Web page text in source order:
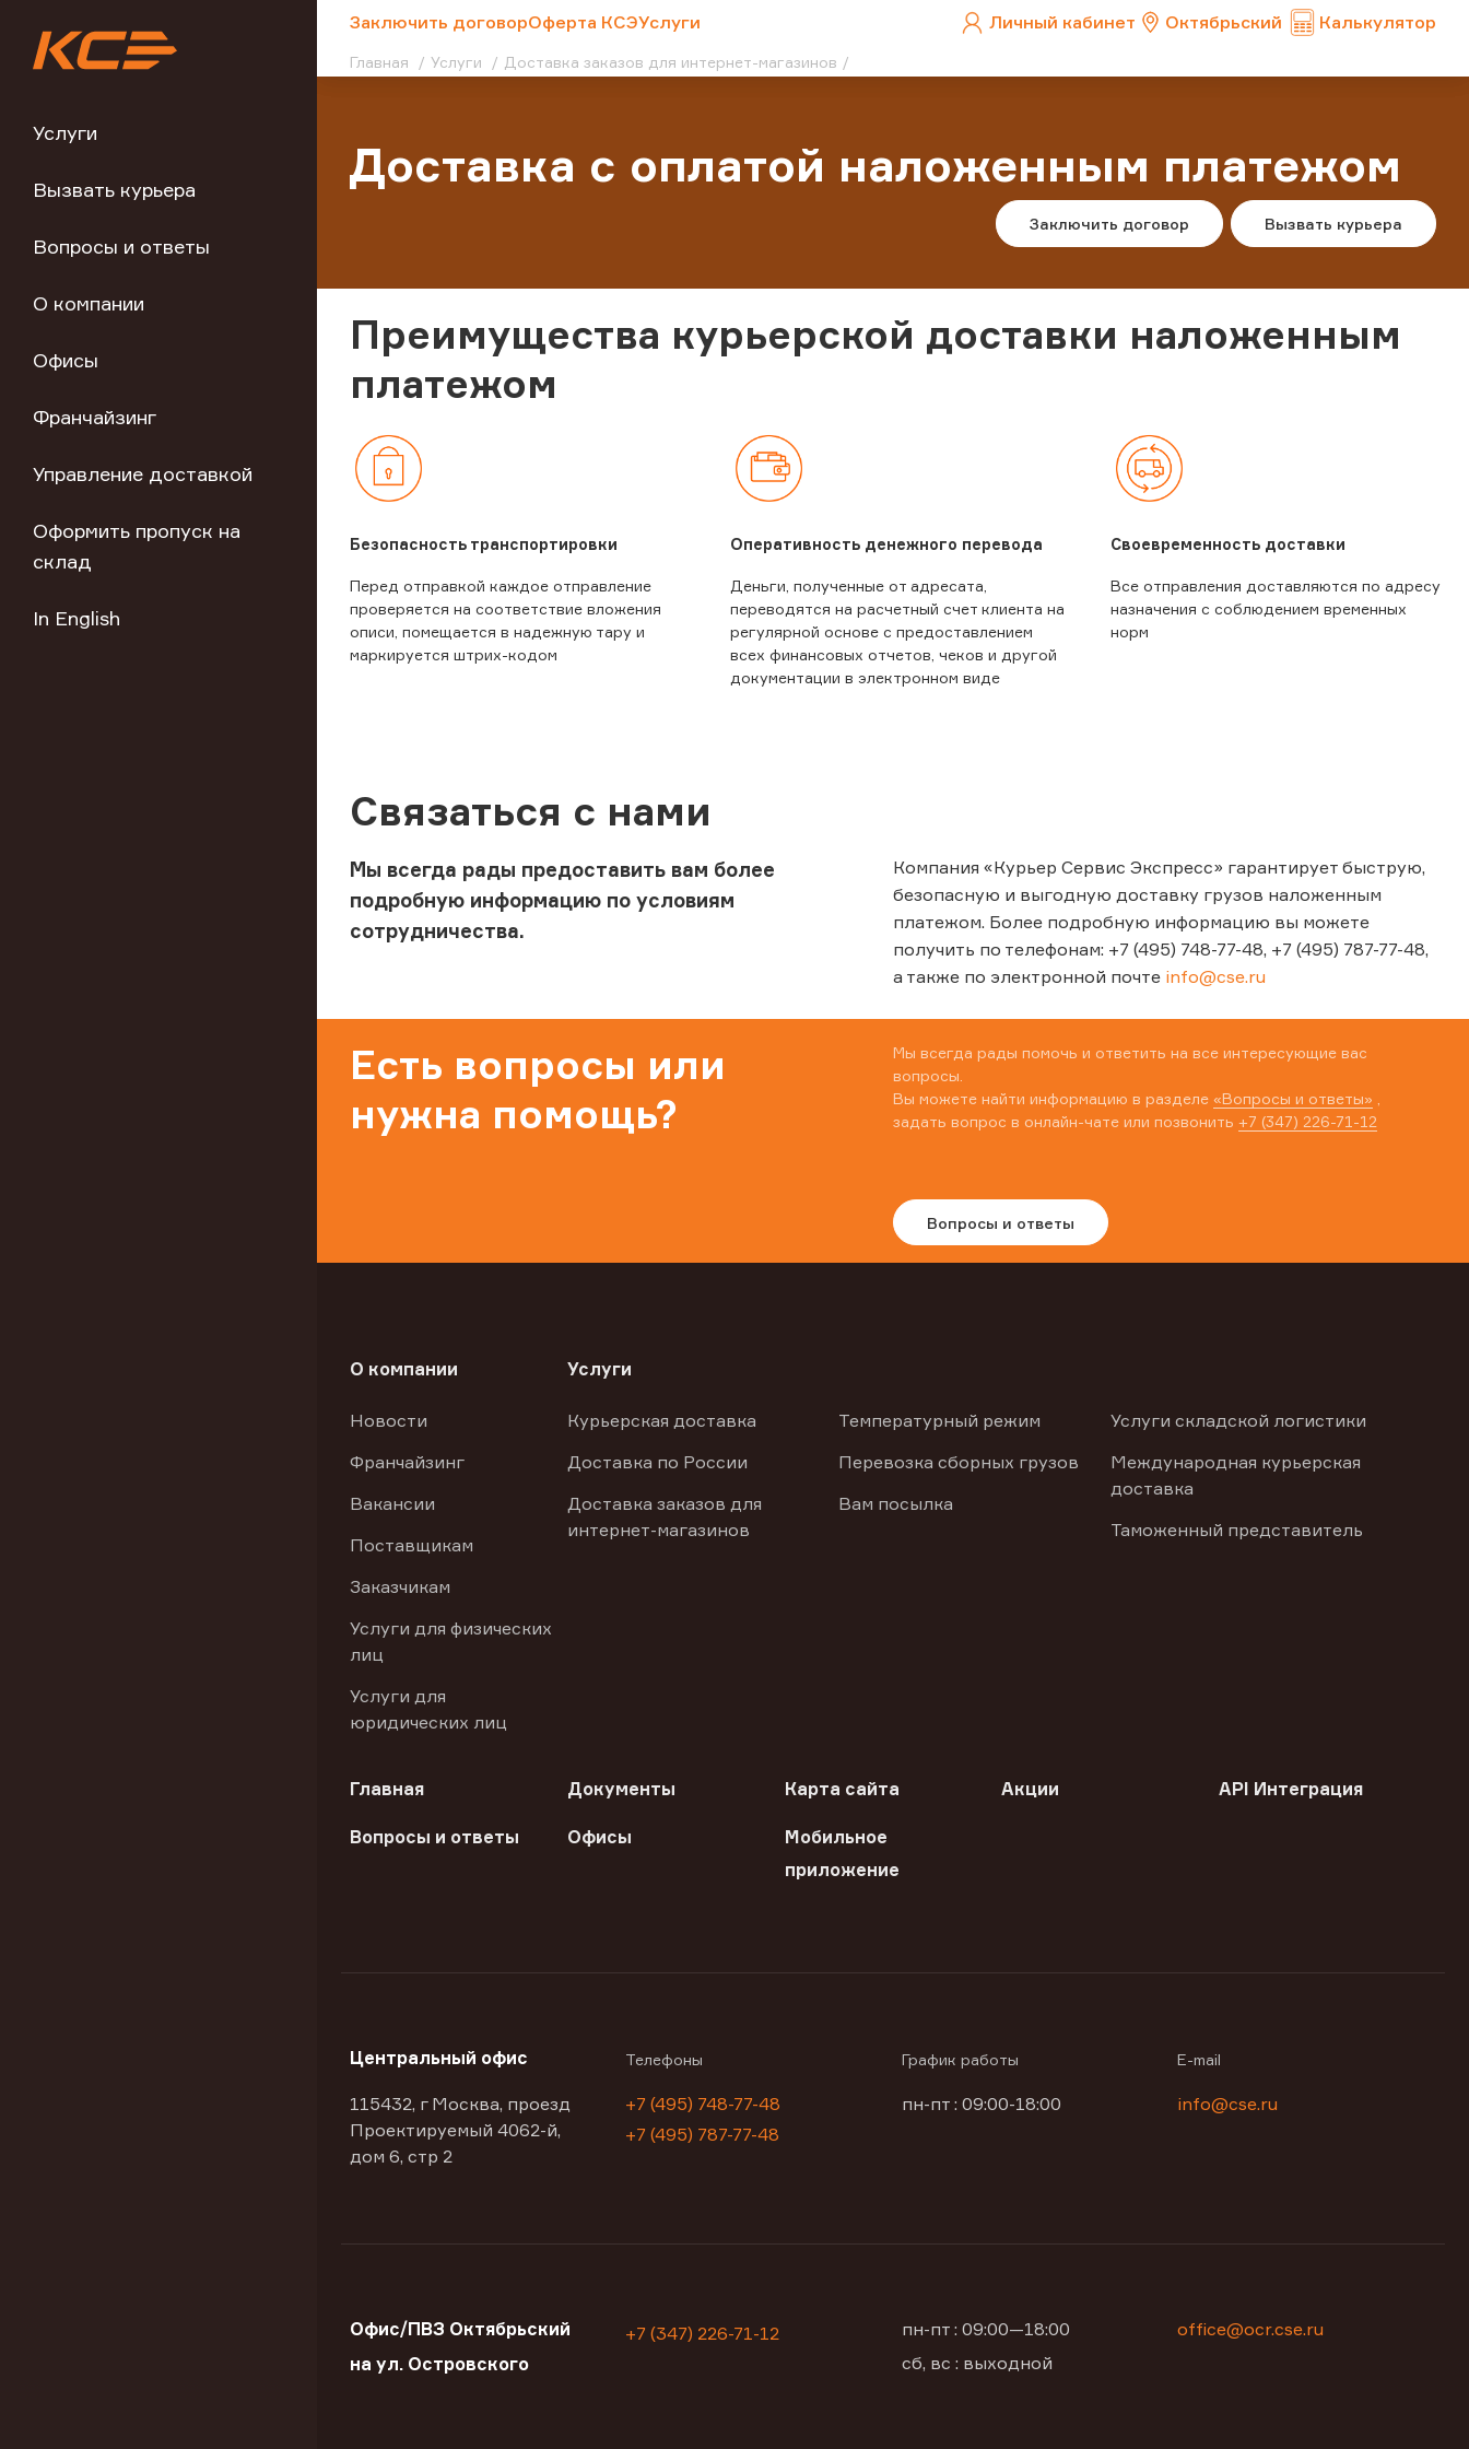
Услуги
Вызвать курьера
Вопросы и ответы
О компании
Офисы
Франчайзинг
Управление доставкой
Оформить пропуск на
склад
In English
Заключить договорОферта КСЭУслуги Личный кабинет Октябрьский Калькулятор
Главная Услуги Доставка заказов для интернет-магазинов
Доставка с оплатой наложенным платежом
Заключить договор Вызвать курьера
Преимущества курьерской доставки наложенным
платежом
Безопасность транспортировки
Перед отправкой каждое отправление
проверяется на соответствие вложения
описи, помещается в надежную тару и
маркируется штрих-кодом
Оперативность денежного перевода
Деньги, полученные от адресата,
переводятся на расчетный счет клиента на
регулярной основе с предоставлением
всех финансовых отчетов, чеков и другой
документации в электронном виде
Своевременность доставки
Все отправления доставляются по адресу
назначения с соблюдением временных
норм
Связаться с нами
Мы всегда рады предоставить вам более
подробную информацию по условиям
сотрудничества.
Компания «Курьер Сервис Экспресс» гарантирует быструю,
безопасную и выгодную доставку грузов наложенным
платежом. Более подробную информацию вы можете
получить по телефонам: +7 (495) 748-77-48, +7 (495) 787-77-48,
а также по электронной почте info@cse.ru
Есть вопросы или
нужна помощь?
Мы всегда рады помочь и ответить на все интересующие вас
вопросы.
Вы можете найти информацию в разделе «Вопросы и ответы»
задать вопрос в онлайн-чате или позвонить +7 (347) 226-71-12
Вопросы и ответы
О компании
Новости
Франчайзинг
Вакансии
Поставщикам
Заказчикам
Услуги для физических
лиц
Услуги для
юридических лиц
Услуги
Курьерская доставка
Доставка по России
Доставка заказов для
интернет-магазинов
Температурный режим
Перевозка сборных грузов
Вам посылка
Услуги складской логистики
Международная курьерская
доставка
Таможенный представитель
Главная Документы Карта сайта Акции API Интеграция
Вопросы и ответы Офисы
Мобильное
приложение
Центральный офис
115432, г Москва, проезд
Проектируемый 4062-й,
дом 6, стр 2
Телефоны
+7 (495) 748-77-48
+7 (495) 787-77-48
График работы
пн-пт : 09:00-18:00
E-mail
info@cse.ru
Офис/ПВЗ Октябрьский
на ул. Островского
+7 (347) 226-71-12
пн-пт : 09:00—18:00
сб, вс : выходной
office@ocr.cse.ru